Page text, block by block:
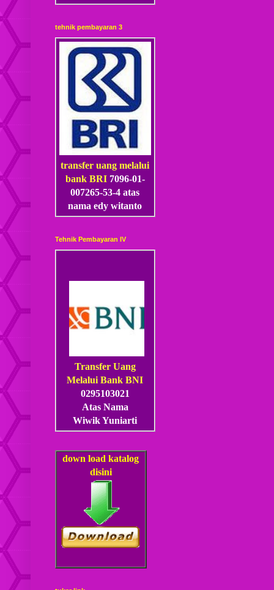
tehnik pembayaran 3
transfer uang melalui
bank BRI 7096-01-
007265-53-4 atas
nama edy witanto
Tehnik Pembayaran IV
Transfer Uang
Melalui Bank BNI
0295103021
Atas Nama
Wiwik Yuniarti
down load katalog
disini